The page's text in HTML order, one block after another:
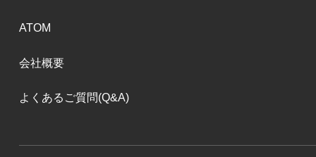
ATOM
会社概要
よくあるご質問(Q&A)